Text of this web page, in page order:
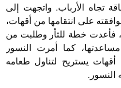
تجاه الأرباب. واتجهت إلى
على انتقامها من أقهات،
فأعدت خطة للثأر وطلبت من
مساعدتها، كما أمرت النسور
أقهات يستريح لتناول طعامه
النسور.